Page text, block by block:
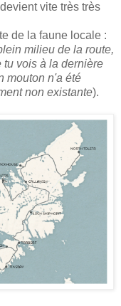
vite très très
de la faune locale :
milieu de la route,
tu vois à la dernière
mouton n'a été
non existante).